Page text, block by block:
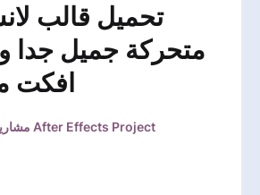
تحميل قالب
متحركة جميل جدا و
افكت
مشاريع افتر افكت After Effects Project